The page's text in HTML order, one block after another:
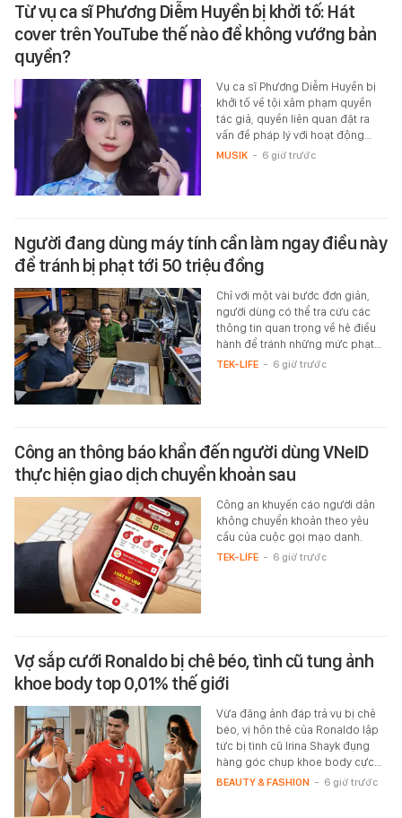
Từ vụ ca sĩ Phương Diễm Huyền bị khởi tố: Hát
cover trên YouTube thế nào để không vướng bản
quyền?
Vụ ca sĩ Phương Diễm Huyền bị
khởi tố về tội xâm phạm quyền
tác giả, quyền liên quan đặt ra
vấn đề pháp lý với hoạt động…
MUSIK - 6 giờ trước
Người đang dùng máy tính cần làm ngay điều này
để tránh bị phạt tới 50 triệu đồng
Chỉ với một vài bước đơn giản,
người dùng có thể tra cứu các
thông tin quan trọng về hệ điều
hành để tránh những mức phạt…
TEK-LIFE - 6 giờ trước
Công an thông báo khẩn đến người dùng VNeID
thực hiện giao dịch chuyển khoản sau
Công an khuyến cáo người dân
không chuyển khoản theo yêu
cầu của cuộc gọi mạo danh.
TEK-LIFE - 6 giờ trước
Vợ sắp cưới Ronaldo bị chê béo, tình cũ tung ảnh
khoe body top 0,01% thế giới
Vừa đăng ảnh đáp trả vụ bị chê
béo, vị hôn thê của Ronaldo lập
tức bị tình cũ Irina Shayk đụng
hàng góc chụp khoe body cực…
BEAUTY & FASHION - 6 giờ trước